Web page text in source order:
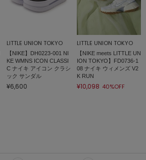
LITTLE UNION TOKYO
【NIKE】DH0223-001 NI
KE WMNS ICON CLASSI
C ナイキ アイコン クラシ
ック サンダル
¥6,600
LITTLE UNION TOKYO
【NIKE meets LITTLE UN
ION TOKYO】FD0736-1
08 ナイキ ウィメンズ V2
K RUN
¥10,098 40%OFF